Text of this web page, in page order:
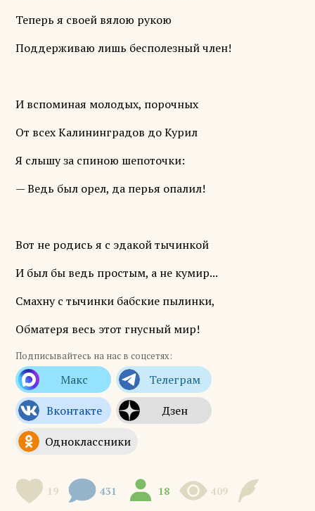
Теперь я своей вялою рукою
Поддерживаю лишь бесполезный член!
И вспоминая молодых, порочных
От всех Калининградов до Курил
Я слышу за спиною шепоточки:
— Ведь был орел, да перья опалил!
Вот не родись я с эдакой тычинкой
И был бы ведь простым, а не кумир...
Смахну с тычинки бабские пылинки,
Обматеря весь этот гнусный мир!
Подписывайтесь на нас в соцсетях:
19 431 18 409